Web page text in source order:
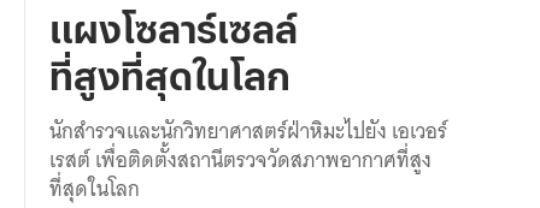
แผงโซลาร์เซลล์
ที่สูงที่สุดในโลก
นักสำรวจและนักวิทยาศาสตร์ฝ่าหิมะไปยัง เอเวอร์
เรสต์ เพื่อติดตั้งสถานีตรวจวัดสภาพอากาศที่สูง
ที่สุดในโลก